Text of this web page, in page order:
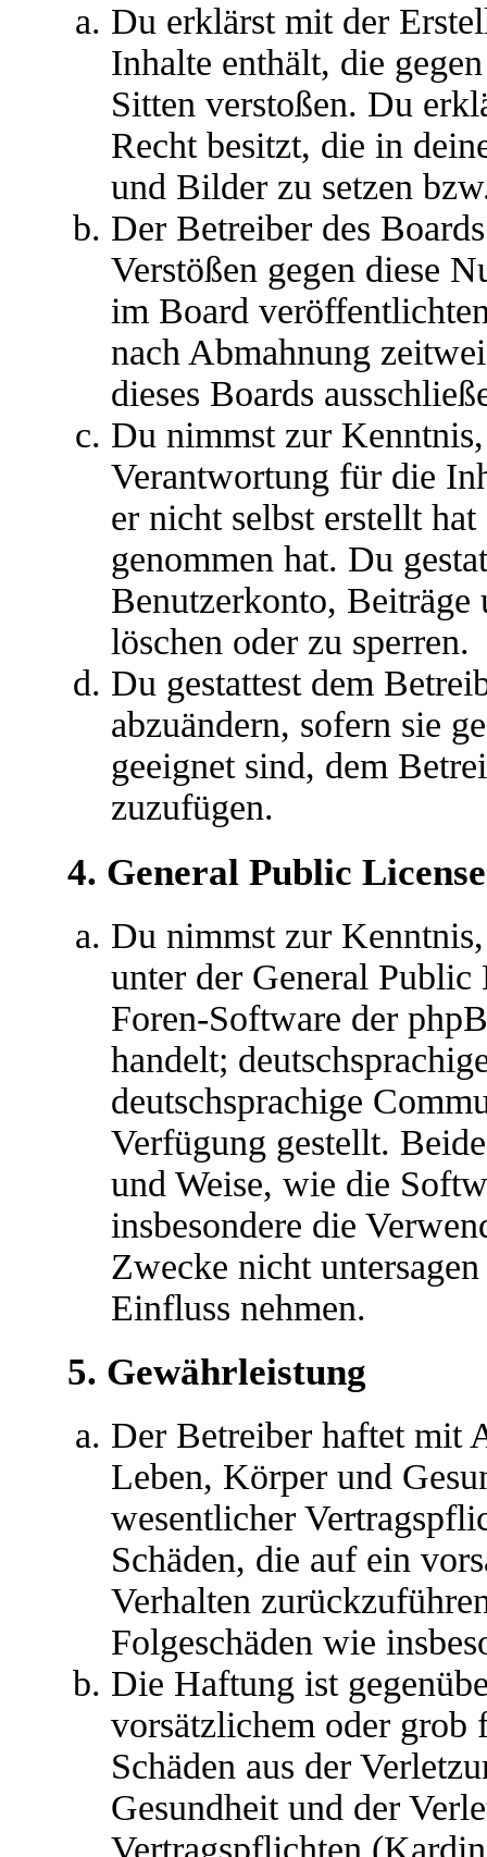
Du erklärst mit der
Inhalte enthält, die
Sitten verstoßen. Du
Recht besitzt, die in
und Bilder zu setzen
Der Betreiber des
Verstößen gegen diese
im Board
nach Abmahnung
dieses Boards
Du nimmst zur
Verantwortung für die
er nicht selbst erstellt
genommen hat. Du
Benutzerkonto,
löschen oder zu sperren.
Du gestattest dem
abzuändern, sofern sie
geeignet sind, dem
zuzufügen.
4. General Public License
Du nimmst zur
unter der General
Foren-Software der
handelt;
deutschsprachige
Verfügung gestellt.
und Weise, wie die
insbesondere die
Zwecke nicht
Einfluss nehmen.
5. Gewährleistung
Der Betreiber haftet mit
Leben, Körper und
wesentlicher
Schäden, die auf ein
Verhalten
Folgeschäden wie
Die Haftung ist
vorsätzlichem oder grob
Schäden aus der
Gesundheit und der